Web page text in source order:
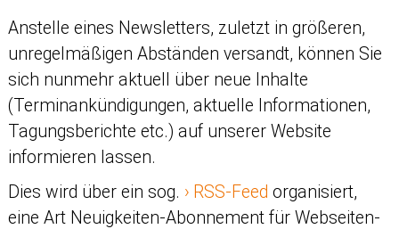
Anstelle eines Newsletters, zuletzt in größeren,
unregelmäßigen Abständen versandt, können Sie
sich nunmehr aktuell über neue Inhalte
(Terminankündigungen, aktuelle Informationen,
Tagungsberichte etc.) auf unserer Website
informieren lassen.
Dies wird über ein sog.
RSS-Feed organisiert,
eine Art Neuigkeiten-Abonnement für Webseiten-